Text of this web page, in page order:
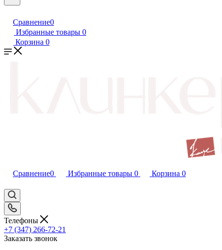
Сравнение0
Избранные товары 0
Корзина 0
Сравнение0 Избранные товары 0 Корзина 0
Телефоны
+7 (347) 266-72-21
Заказать звонок